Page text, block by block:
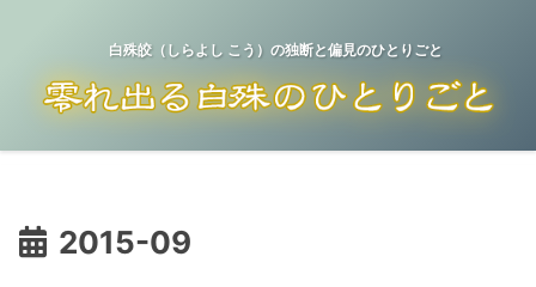
白殊皎（しらよし こう）の独断と偏見のひとりごと
2015-09